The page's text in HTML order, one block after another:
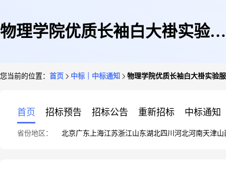
物理学院优质长袖白大褂实验服
您当前的位置： 首页 中标｜中标通知 物理学院优质长袖白大褂实验
首页 招标预告 招标公告 重新招标 中标通知
省份地区： 北京广东 上海江苏浙江山东湖北四川 河北河南天津山